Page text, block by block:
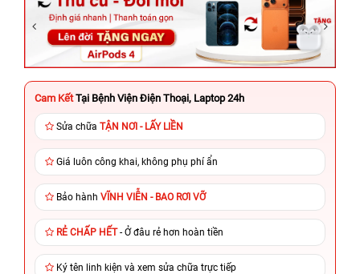
Cam Kết Tại Bệnh Viện Điện Thoại, Laptop 24h
Sửa chữa TẬN NƠI - LẤY LIỀN
Giá luôn công khai, không phụ phí ẩn
Bảo hành VĨNH VIỄN - BAO RƠI VỠ
RẺ CHẤP HẾT- Ở đâu rẻ hơn hoàn tiền
Ký tên linh kiện và xem sửa chữa trực tiếp